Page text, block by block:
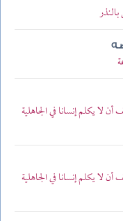
يكلم إنسانا في الجاهلية
يكلم إنسانا في الجاهلية